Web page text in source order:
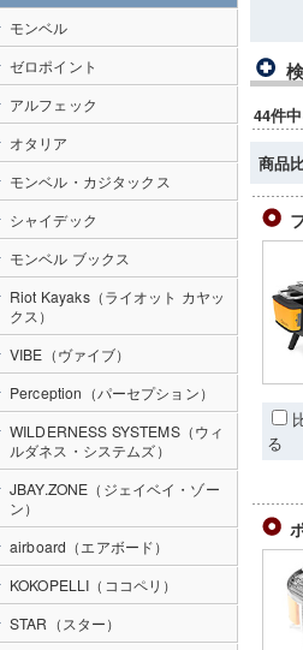
44件
商品
る
モンベル
ゼロポイント
アルフェック
オタリア
モンベル・カジタックス
シャイデック
モンベル ブックス
Riot Kayaks（ライオット カヤッ
クス）
VIBE（ヴァイブ）
Perception（パーセプション）
WILDERNESS SYSTEMS（ウィ
ルダネス・システムズ）
JBAY.ZONE（ジェイベイ・ゾー
ン）
airboard（エアボード）
KOKOPELLI（ココペリ）
STAR（スター）